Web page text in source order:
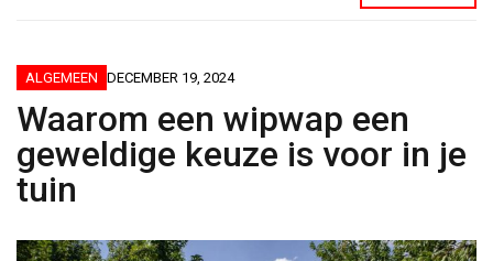
ALGEMEEN DECEMBER 19, 2024
Waarom een wipwap een
geweldige keuze is voor in je
tuin